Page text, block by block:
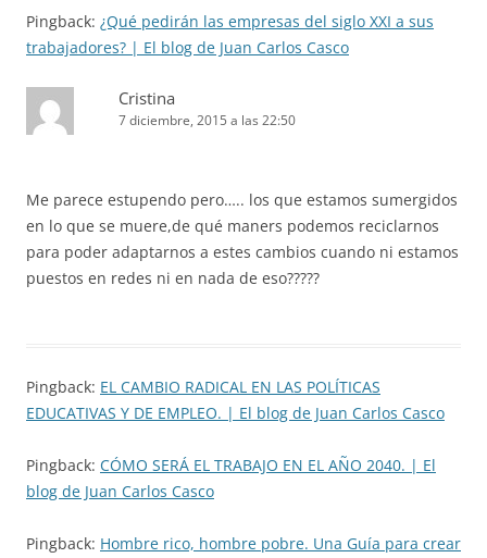
Pingback: ¿Qué pedirán las empresas del siglo XXI a sus
trabajadores? | El blog de Juan Carlos Casco
Cristina
7 diciembre, 2015 a las 22:50
Me parece estupendo pero….. los que estamos sumergidos
en lo que se muere,de qué maners podemos reciclarnos
para poder adaptarnos a estes cambios cuando ni estamos
puestos en redes ni en nada de eso?????
Pingback: EL CAMBIO RADICAL EN LAS POLÍTICAS
EDUCATIVAS Y DE EMPLEO. | El blog de Juan Carlos Casco
Pingback: CÓMO SERÁ EL TRABAJO EN EL AÑO 2040. | El
blog de Juan Carlos Casco
Pingback: Hombre rico, hombre pobre. Una Guía para crear